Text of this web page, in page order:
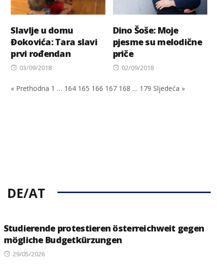
Slavlje u domu
Đokovića: Tara slavi
prvi rođendan
Posted
03/09/2018
Dino Šoše: Moje
pjesme su melodične
priče
Posted
02/09/2018
« Prethodna 1 … 164 165 166 167 168 … 179 Sljedeća »
DE/AT
Studierende protestieren österreichweit gegen
mögliche Budgetkürzungen
Posted
29/05/2026